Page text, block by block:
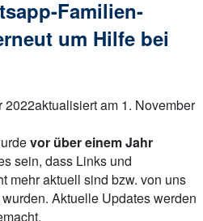
Familien-
um Hilfe bei
2022aktualisiert am 1. November
vor über einem Jahr
sein, dass Links und
mehr aktuell sind bzw. von uns
Aktuelle Updates werden